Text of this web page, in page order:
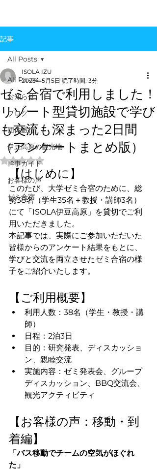
記事
All Posts
お知らせ
ブログ
団体旅行
伊豆高原の観光地
幹事ガイド
お客様の声
ゼミ合宿
All Posts
ゼミ合宿で利用しました！
リゾート型貸切施設で学び
も交流も深まった2日間
（アンケートまとめ版）
ISOLA IZU
2025年5月5日 読了時間: 3分
5つ星のうちNaNと評価されています。
【はじめに】
このたび、大学ゼミ合宿のために、総
勢38名（学生35名＋教授・講師3名）
にて「ISOLA伊豆高原」を貸切でご利
用いただきました。
本記事では、実際にご参加いただいた
皆様からのアンケート結果をもとに、
学びと交流を両立させたゼミ合宿の様
子をご紹介いたします。
【ご利用概要】
利用人数：38名（学生・教授・講
師）
日程：2泊3日
目的：研究発表、ディスカッショ
ン、親睦交流
実施内容：ゼミ発表会、グループ
ディスカッション、BBQ交流会、
観光アクティビティ
【お客様の声：移動・到
着編】
「バス移動でチームの空気がほぐれ
た」